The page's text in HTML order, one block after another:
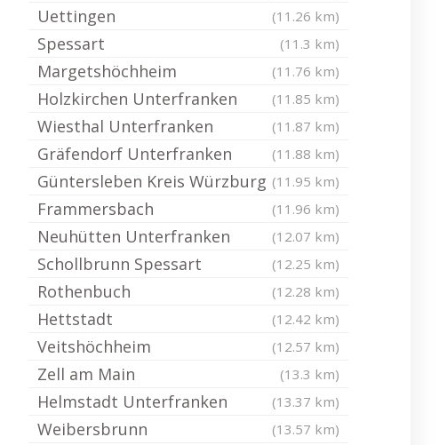
Uettingen (11.26 km)
Spessart (11.3 km)
Margetshöchheim (11.76 km)
Holzkirchen Unterfranken (11.85 km)
Wiesthal Unterfranken (11.87 km)
Gräfendorf Unterfranken (11.88 km)
Güntersleben Kreis Würzburg (11.95 km)
Frammersbach (11.96 km)
Neuhütten Unterfranken (12.07 km)
Schollbrunn Spessart (12.25 km)
Rothenbuch (12.28 km)
Hettstadt (12.42 km)
Veitshöchheim (12.57 km)
Zell am Main (13.3 km)
Helmstadt Unterfranken (13.37 km)
Weibersbrunn (13.57 km)